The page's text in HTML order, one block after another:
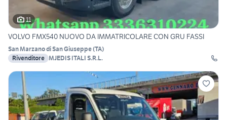
11
VOLVO FMX540 NUOVO DA IMMATRICOLARE CON GRU FASSI
San Marzano di San Giuseppe(TA)
Rivenditore MJEDIS ITALI S.R.L.